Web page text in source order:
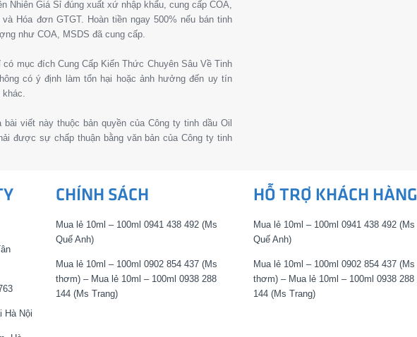
Nhiên Giá Sỉ đúng xuất xứ nhập khẩu, cung cấp COA,
Hóa đơn GTGT. Hoàn tiền ngay 500% nếu bán tinh
như COA, MSDS đã cung cấp.
mục đích Cung Cấp Kiến Thức Chuyên Sâu Về Tinh
có ý định làm tổn hại hoặc ảnh hưởng đến uy tín
viết này thuộc bản quyền của Công ty tinh dầu Oil
được sự chấp thuận bằng văn bản của Công ty tinh
Hà Nội
CHÍNH SÁCH
Mua lẻ 10ml – 100ml 0941 438 492 (Ms
Quế Anh)
Mua lẻ 10ml – 100ml 0902 854 437 (Ms
thơm) – Mua lẻ 10ml – 100ml 0938 288
144 (Ms Trang)
HỖ TRỢ KHÁCH HÀNG
Mua lẻ 10ml – 100ml 0941 438 492 (Ms
Quế Anh)
Mua lẻ 10ml – 100ml 0902 854 437 (Ms
thơm) – Mua lẻ 10ml – 100ml 0938 288
144 (Ms Trang)